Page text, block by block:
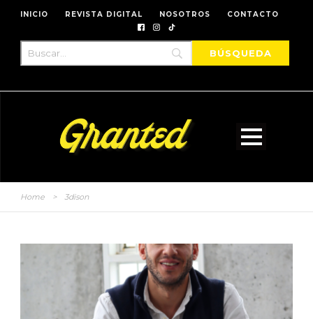
INICIO REVISTA DIGITAL NOSOTROS CONTACTO
Home > 3dison